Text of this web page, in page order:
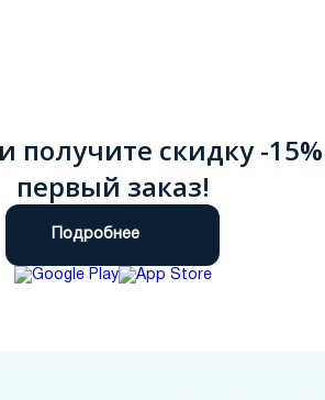
получите скидку -
первый заказ!
Подробнее